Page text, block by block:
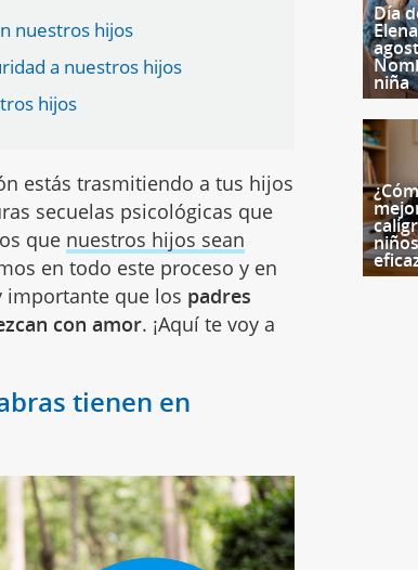
nuestros hijos
a nuestros hijos
hijos
estás trasmitiendo a tus hijos
secuelas psicológicas que
que nuestros hijos sean
en todo este proceso y en
importante que los padres
con amor. ¡Aquí te voy a
tienen en
Día
niña
niños